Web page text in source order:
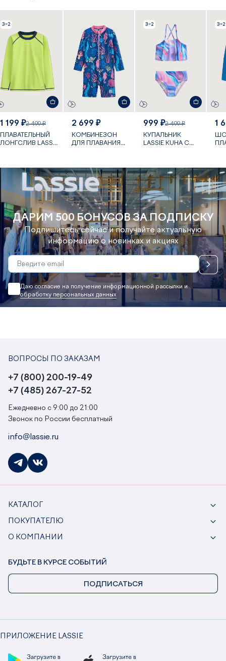
3=2
1 199 ₽2 499 ₽
ПЛАВАТЕЛЬНЫЙ
ЛОНГСЛИВ LASSIE
2 699 ₽
КОМБИНЕЗОН
ДЛЯ ПЛАВАНИЯ
3=2
999 ₽2 499 ₽
КУПАЛЬНИК
LASSIE KUHA С
3=2
1
ДАРИМ 500 БОНУСОВ ЗА ПОДПИСКУ
Подпишитесь сейчас и получайте актуальную
информацию о новинках и акциях
Даю согласие на получение информационной рассылки и
обработку персональных данных
ВОПРОСЫ ПО ЗАКАЗАМ
+7 (800) 200-19-49
+7 (485) 267-27-52
Ежедневно с 9:00 до 21:00
Звонок по России бесплатный
info@lassie.ru
КАТАЛОГ
ПОКУПАТЕЛЮ
О КОМПАНИИ
ПРИЛОЖЕНИЕ LASSIE
БУДЬТЕ В КУРСЕ СОБЫТИЙ
ПОДПИСАТЬСЯ